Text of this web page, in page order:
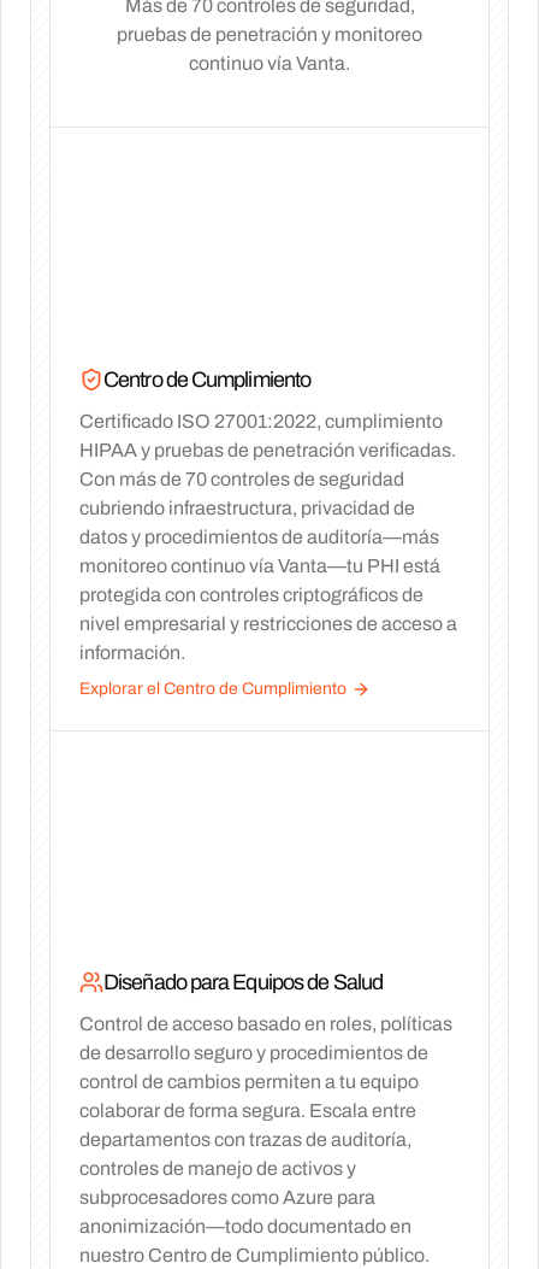
Más de 70 controles de seguridad,
pruebas de penetración y monitoreo
continuo vía Vanta.
Centro de Cumplimiento
Certificado ISO 27001:2022, cumplimiento
HIPAA y pruebas de penetración verificadas.
Con más de 70 controles de seguridad
cubriendo infraestructura, privacidad de
datos y procedimientos de auditoría—más
monitoreo continuo vía Vanta—tu PHI está
protegida con controles criptográficos de
nivel empresarial y restricciones de acceso a
información.
Explorar el Centro de Cumplimiento
Diseñado para Equipos de Salud
Control de acceso basado en roles, políticas
de desarrollo seguro y procedimientos de
control de cambios permiten a tu equipo
colaborar de forma segura. Escala entre
departamentos con trazas de auditoría,
controles de manejo de activos y
subprocesadores como Azure para
anonimización—todo documentado en
nuestro Centro de Cumplimiento público.